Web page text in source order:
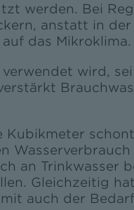
werden. Bei
anstatt in der
das Mikroklima.
wird, sei
Kubikmeter
an Trinkwasser
Gleichzeitig
auch der